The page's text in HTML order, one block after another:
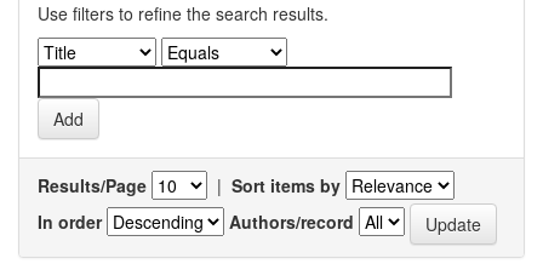
Use filters to refine the search results.
Results/Page | Sort items by
In order
Authors/record